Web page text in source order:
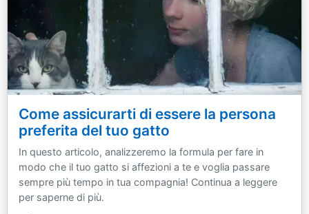
Come assicurarti di essere la persona
preferita del tuo gatto
In questo articolo, analizzeremo la formula per fare in
modo che il tuo gatto si affezioni a te e voglia passare
sempre più tempo in tua compagnia! Continua a leggere
per saperne di più.